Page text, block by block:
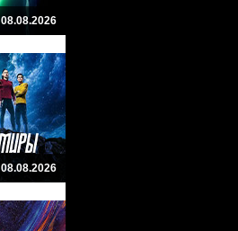
08.08.2026
08.08.2026